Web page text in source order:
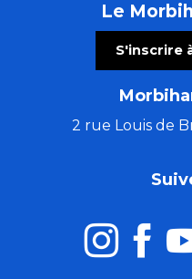
Le
S'inscrire
2 rue Louis de